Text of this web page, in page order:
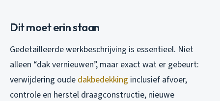
Dit moet erin staan
Gedetailleerde werkbeschrijving is essentieel. Niet
alleen “dak vernieuwen”, maar exact wat er gebeurt:
verwijdering oude dakbedekking inclusief afvoer,
controle en herstel draagconstructie, nieuwe